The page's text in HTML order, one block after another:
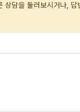
담을 둘러보시거나,